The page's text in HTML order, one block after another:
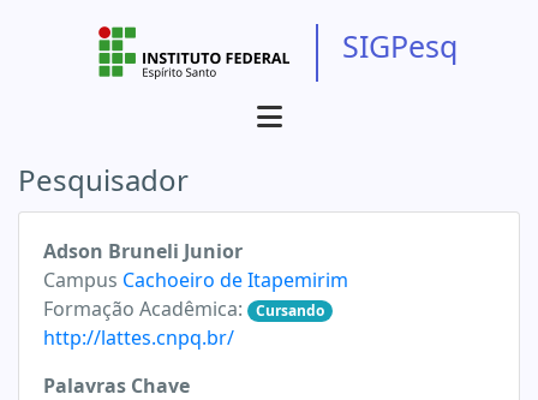
SIGPesq
Pesquisador
Adson Bruneli Junior
Campus Cachoeiro de Itapemirim
Formação Acadêmica:
Cursando
http://lattes.cnpq.br/
Palavras Chave